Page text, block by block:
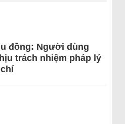
đồng: Người dùng
trách nhiệm pháp lý